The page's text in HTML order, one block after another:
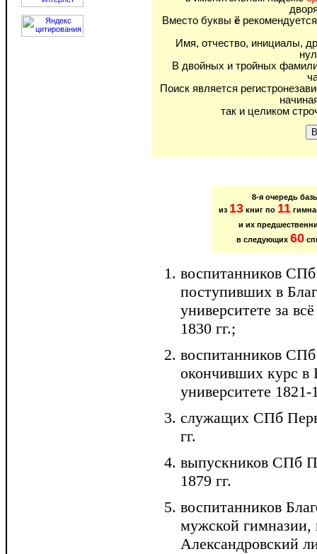
Вместо буквы ё
Имя, отчество, инициалы,
В двойных и тройных
Поиск является
так и целиком
8-я очередь
из 13 книг по 11
и их
в следующих 60
воспитанников
поступивших в
университете за
1830 гг.;
воспитанников
окончивших курс в
университете 1821-
служащих СПб
гг.
выпускников СПб
1879 гг.
воспитанников
мужской
Александровский